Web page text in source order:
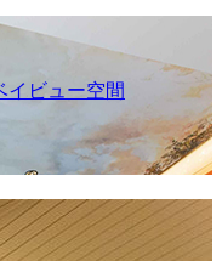
イビュー空間